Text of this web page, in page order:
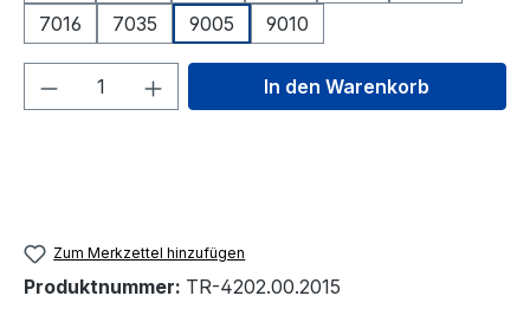
7016
7035 9005 9010
Produkt Anzahl: Gib denIn den Warenkorb
Zum Merkzettel hinzufügen
Produktnummer: TR-4202.00.2015